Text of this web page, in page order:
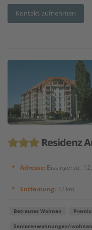
Kontakt aufnehmen
Residenz
Adresse: Bissingerstr.
Entfernung: 37 km
Betreutes Wohnen
Seniorenwohnungen/-